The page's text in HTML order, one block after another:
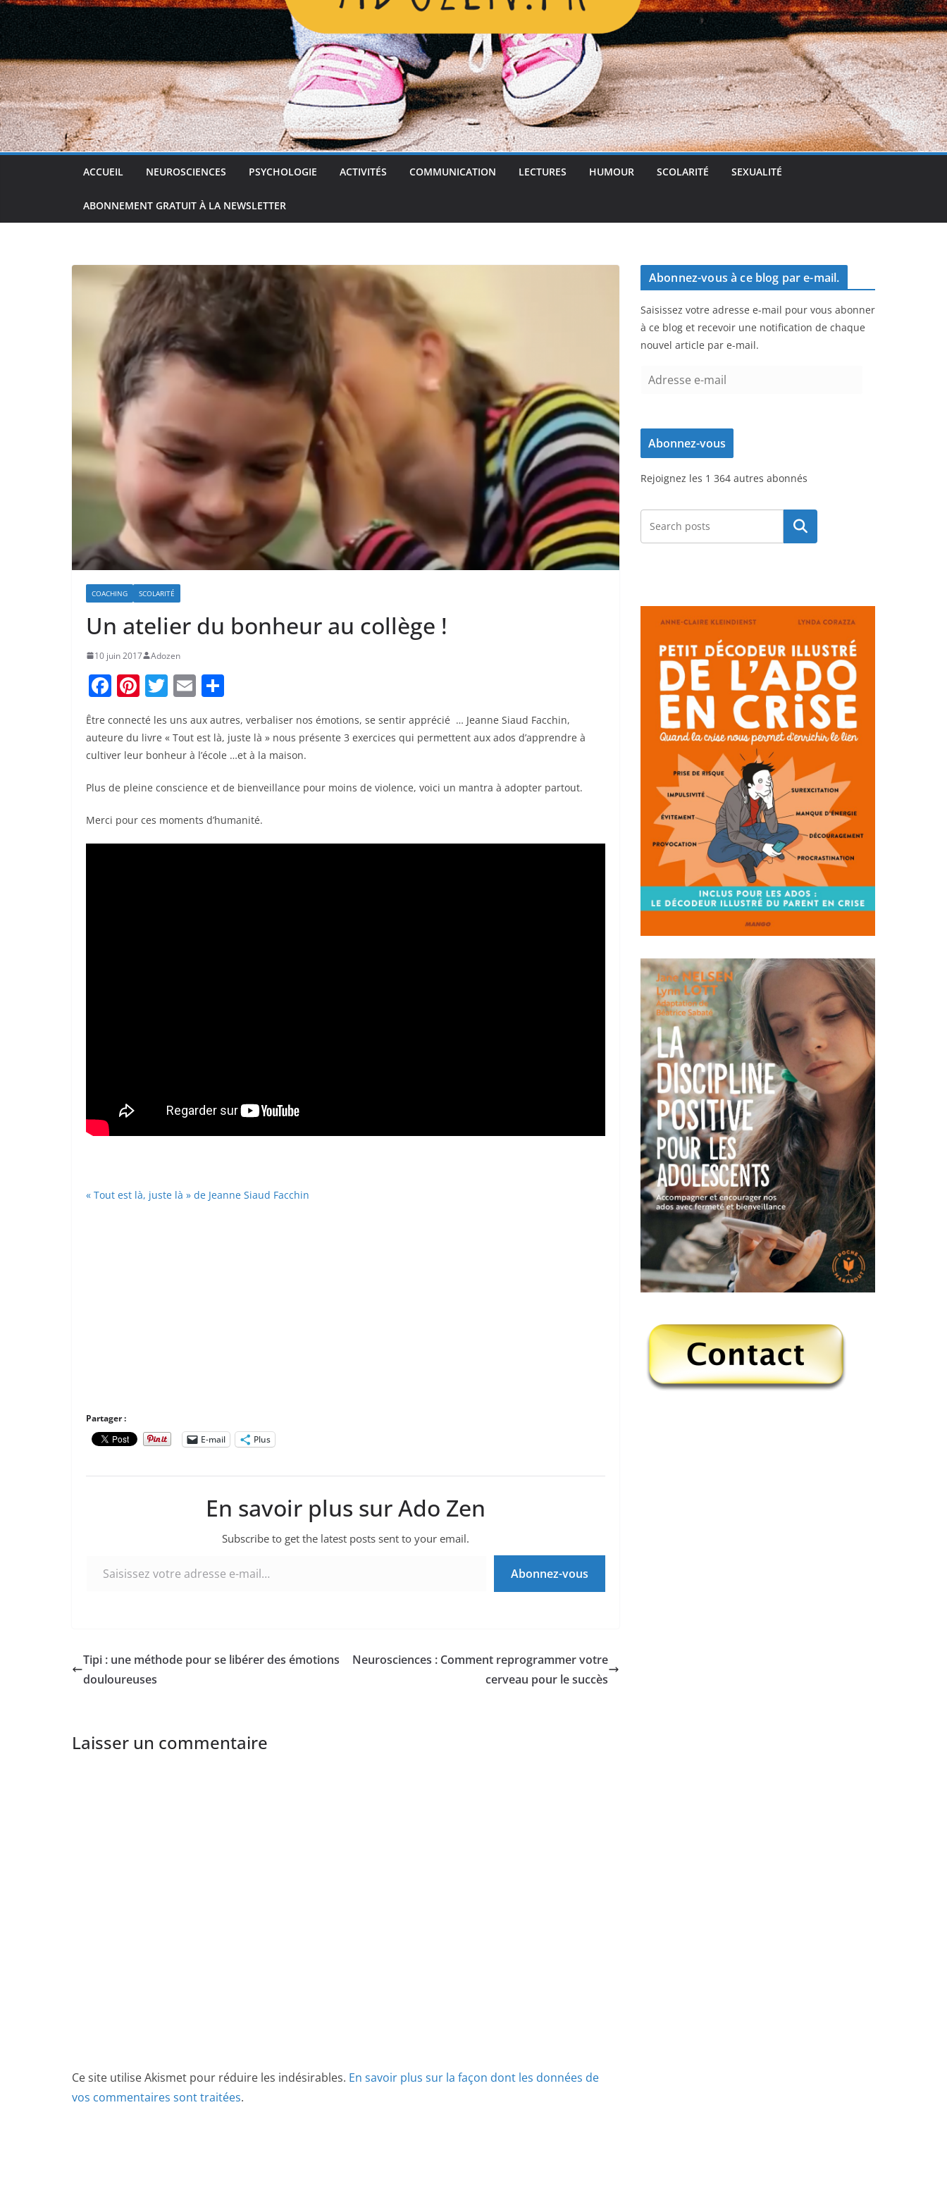
ACCUEIL NEUROSCIENCES PSYCHOLOGIE ACTIVITÉS COMMUNICATION LECTURES HUMOUR SCOLARITÉ SEXUALITÉ
ABONNEMENT GRATUIT À LA NEWSLETTER
COACHING SCOLARITÉ
Un atelier du bonheur au collège !
10 juin 2017 Adozen
F
c
e
b
o
o
k
Pi
nt
er
e
T
itt
er
E
ai
l
ta
g
er
Être connecté les uns aux autres, verbaliser nos émotions, se sentir apprécié … Jeanne Siaud Facchin,
auteure du livre « Tout est là, juste là » nous présente 3 exercices qui permettent aux ados d’apprendre à
cultiver leur bonheur à l’école …et à la maison.
Plus de pleine conscience et de bienveillance pour moins de violence, voici un mantra à adopter partout.
Merci pour ces moments d’humanité.
« Tout est là, juste là » de Jeanne Siaud Facchin
Partager :
E-mail
Plus
En savoir plus sur Ado Zen
Subscribe to get the latest posts sent to your email.
Abonnez-vous
Tipi : une méthode pour se libérer des émotions
douloureuses
Neurosciences : Comment reprogrammer votre
cerveau pour le succès
Laisser un commentaire
Ce site utilise Akismet pour réduire les indésirables. En savoir plus sur la façon dont les données de
vos commentaires sont traitées.
Abonnez-vous à ce blog par e-mail.
Saisissez votre adresse e-mail pour vous abonner
à ce blog et recevoir une notification de chaque
nouvel article par e-mail.
e
s
e
-
Abonnez-vous
Rejoignez les 1 364 autres abonnés
Rechercher
g
e
r